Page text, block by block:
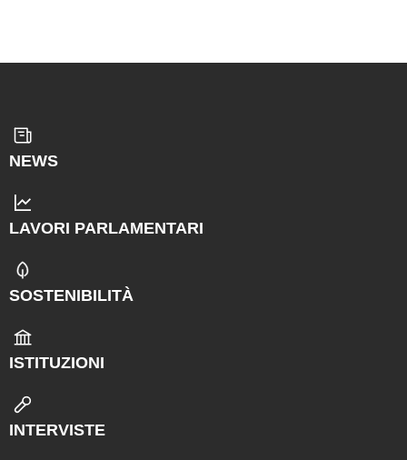
NEWS
LAVORI PARLAMENTARI
SOSTENIBILITÀ
ISTITUZIONI
INTERVISTE